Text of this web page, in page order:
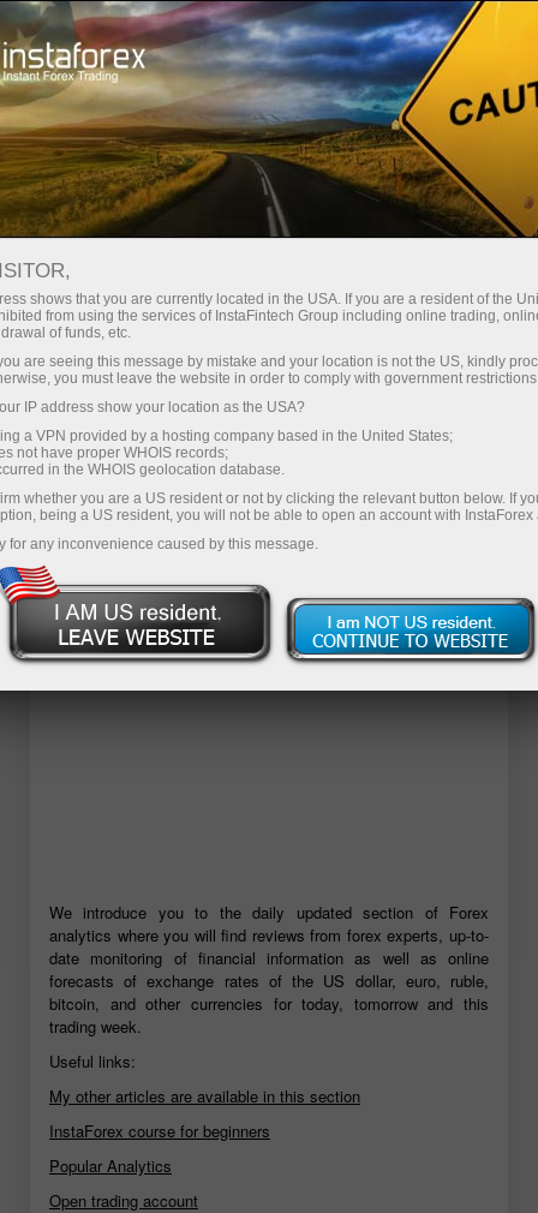
For Traders Analytical Reviews Technical analysis
21.04.2026: ফরেক্স বিশ্লেষণ এবং পর্যালোচনা:
Forex forecast 21/04/2026: EUR/USD,
USD/JPY, GBP/USD, SP500, Gold, Oil
and Bitcoin
ট্রেডিং অ্যাকাউন্ট খুলুন
ডেমো অ্যাকাউন্ট খুলুন
We introduce you to the daily updated section of Forex
analytics where you will find reviews from forex experts, up-to-
date monitoring of financial information as well as online
forecasts of exchange rates of the US dollar, euro, ruble,
bitcoin, and other currencies for today, tomorrow and this
trading week.
Useful links:
My other articles are available in this section
InstaForex course for beginners
Popular Analytics
Open trading account
shows that you are currently located in the USA. If you are a resident of the
from using the services of InstaFintech Group including online trading,
of funds, etc.
are seeing this message by mistake and your location is not the US, kindly
you must leave the website in order to comply with government
IP address show your location as the USA?
a VPN provided by a hosting company based in the United States;
not have proper WHOIS records;
in the WHOIS geolocation database.
whether you are a US resident or not by clicking the relevant button below. If
being a US resident, you will not be able to open an account with InstaForex
for any inconvenience caused by this message.